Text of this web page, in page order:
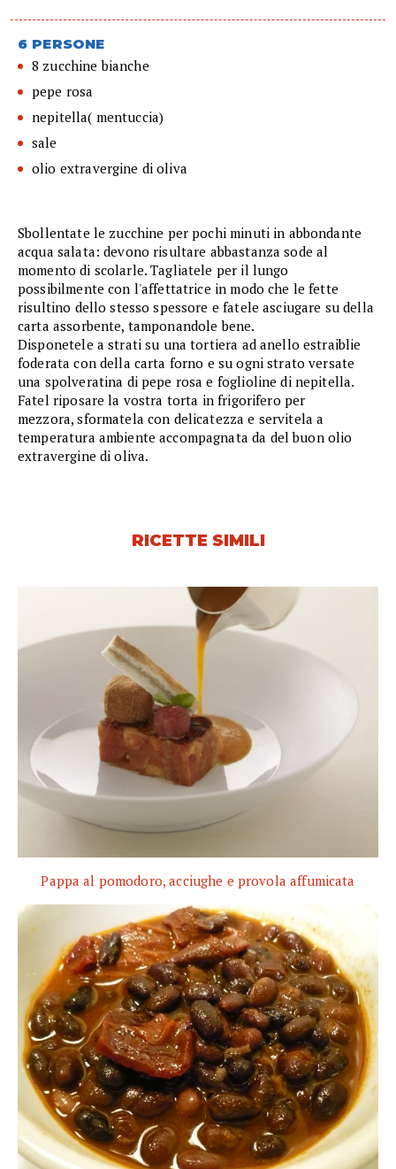
6 PERSONE
8 zucchine bianche
pepe rosa
nepitella( mentuccia)
sale
olio extravergine di oliva
Sbollentate le zucchine per pochi minuti in abbondante
acqua salata: devono risultare abbastanza sode al
momento di scolarle. Tagliatele per il lungo
possibilmente con l'affettatrice in modo che le fette
risultino dello stesso spessore e fatele asciugare su della
carta assorbente, tamponandole bene.
Disponetele a strati su una tortiera ad anello estraiblie
foderata con della carta forno e su ogni strato versate
una spolveratina di pepe rosa e foglioline di nepitella.
Fatel riposare la vostra torta in frigorifero per
mezzora, sformatela con delicatezza e servitela a
temperatura ambiente accompagnata da del buon olio
extravergine di oliva.
RICETTE SIMILI
Pappa al pomodoro, acciughe e provola affumicata